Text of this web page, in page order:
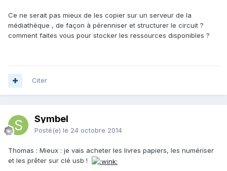
Ce ne serait pas mieux de les copier sur un serveur de la
médiathèque , de façon à pérenniser et structurer le circuit ?
comment faites vous pour stocker les ressources disponibles ?
Citer
Symbel
Posté(e) le 24 octobre 2014
Thomas : Mieux : je vais acheter les livres papiers, les numériser
et les prêter sur clé usb !